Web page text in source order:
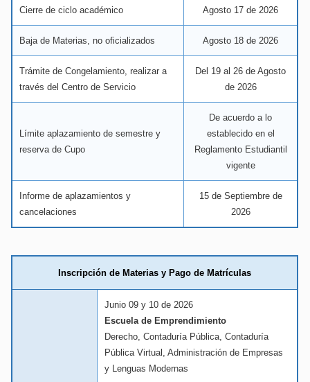
Cierre de ciclo académico Agosto 17 de 2026
Baja de Materias, no oficializados Agosto 18 de 2026
Trámite de Congelamiento, realizar a
través del Centro de Servicio
Del 19 al 26 de Agosto
de 2026
Límite aplazamiento de semestre y
reserva de Cupo
De acuerdo a lo
establecido en el
Reglamento Estudiantil
vigente
Informe de aplazamientos y
cancelaciones
15 de Septiembre de
2026
Inscripción de Materias y Pago de Matrículas
Junio 09 y 10 de 2026
Escuela de Emprendimiento
Derecho, Contaduría Pública, Contaduría
Pública Virtual, Administración de Empresas
y Lenguas Modernas